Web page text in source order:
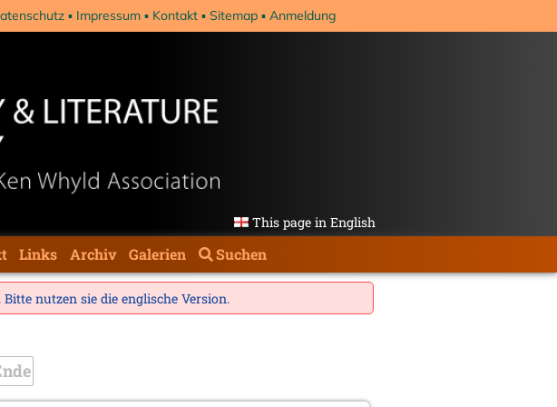
Impressum Kontakt Sitemap Anmeldung
This page in English
Links Archiv Galerien Suchen
nutzen sie die englische Version.